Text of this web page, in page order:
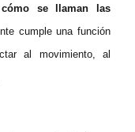
cómo se llaman las
cumple una función
al movimiento, al